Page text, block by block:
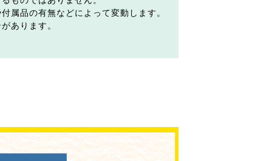
属品の有無などによって変動します。
あります。